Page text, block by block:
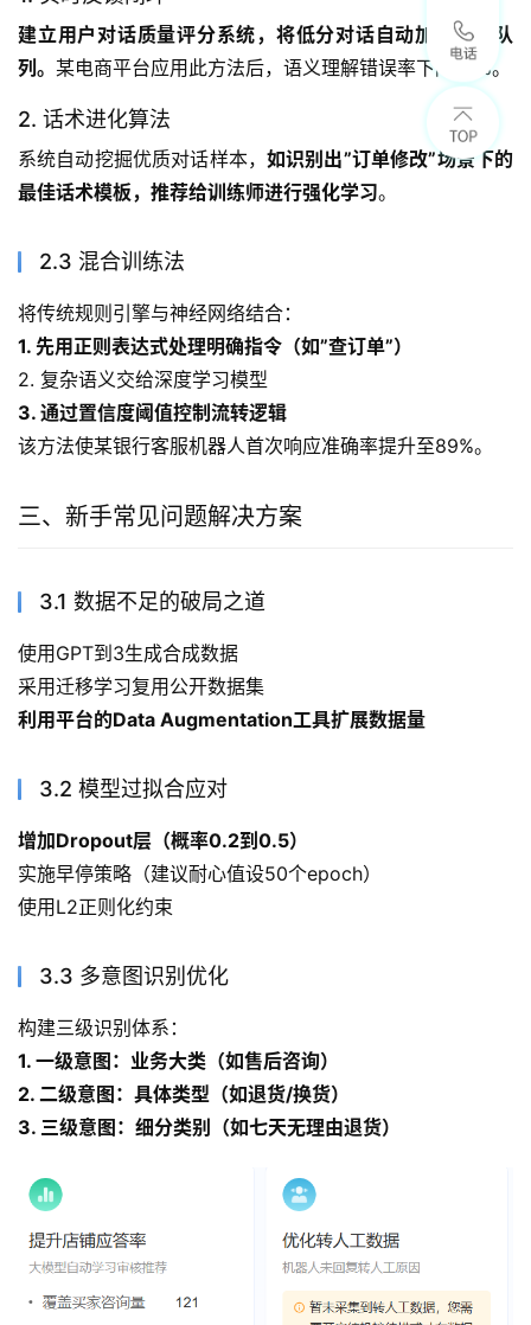
建立用户对话质量评分系统，将低分对话自动加入训练队
列。 某电商平台应用此方法后，语义理解错误率下降37%。
2. 话术进化算法
系统自动挖掘优质对话样本， 如识别出”订单修改”场景下的
最佳话术模板，推荐给训练师进行强化学习。
2.3 混合训练法
将传统规则引擎与神经网络结合：
1. 先用正则表达式处理明确指令（如”查订单”）
2. 复杂语义交给深度学习模型
3. 通过置信度阈值控制流转逻辑
该方法使某银行客服机器人首次响应准确率提升至89%。
三、新手常见问题解决方案
3.1 数据不足的破局之道
使用GPT到3生成合成数据
采用迁移学习复用公开数据集
利用平台的Data Augmentation工具扩展数据量
3.2 模型过拟合应对
增加Dropout层（概率0.2到0.5）
实施早停策略（建议耐心值设50个epoch）
使用L2正则化约束
3.3 多意图识别优化
构建三级识别体系：
1. 一级意图：业务大类（如售后咨询）
2. 二级意图：具体类型（如退货/换货）
3. 三级意图：细分类别（如七天无理由退货）